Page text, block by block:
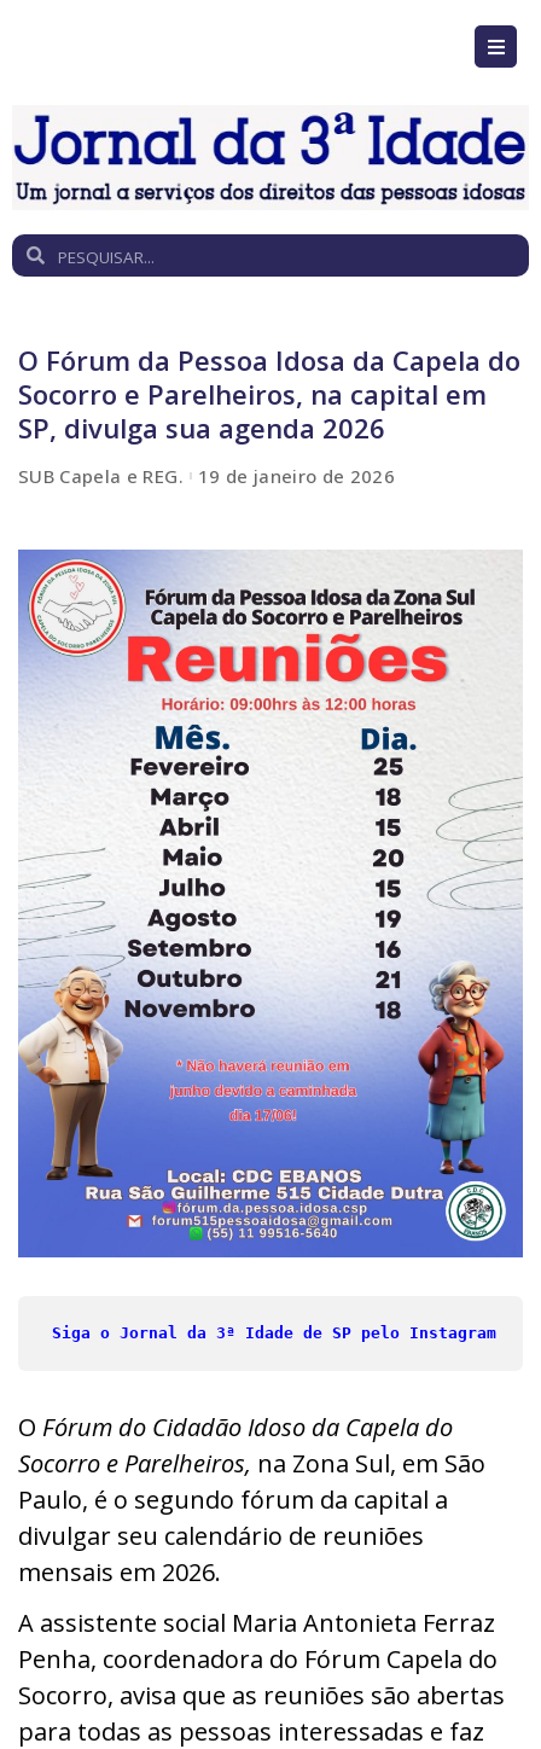
O Fórum da Pessoa Idosa da Capela do
Socorro e Parelheiros, na capital em
SP, divulga sua agenda 2026
SUB Capela e REG. 19 de janeiro de 2026
Siga o Jornal da 3ª Idade de SP pelo Instagram
O Fórum do Cidadão Idoso da Capela do
Socorro e Parelheiros, na Zona Sul, em São
Paulo, é o segundo fórum da capital a
divulgar seu calendário de reuniões
mensais em 2026.
A assistente social Maria Antonieta Ferraz
Penha, coordenadora do Fórum Capela do
Socorro, avisa que as reuniões são abertas
para todas as pessoas interessadas e faz